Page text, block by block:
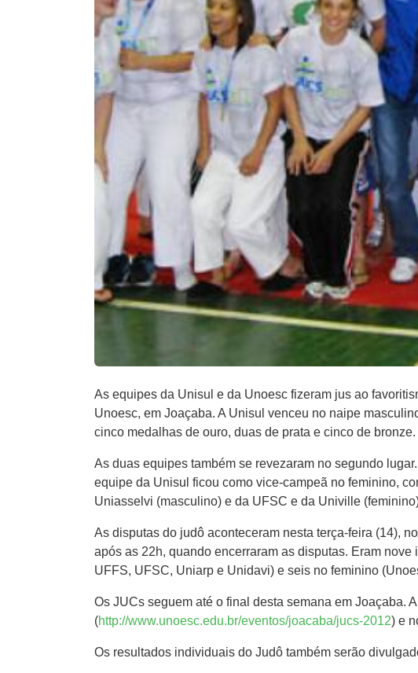
As equipes da Unisul e da Unoesc fizeram jus ao
Unoesc, em Joaçaba. A Unisul venceu no naipe
cinco medalhas de ouro, duas de prata e cinco de bronze.
As duas equipes também se revezaram no segundo
equipe da Unisul ficou como vice-campeã no feminino,
Uniasselvi (masculino) e da UFSC e da Univille
As disputas do judô aconteceram nesta terça-feira (14),
após as 22h, quando encerraram as disputas. Eram
UFFS, UFSC, Uniarp e Unidavi) e seis no feminino
Os JUCs seguem até o final desta semana em Joaçaba.
(http://www.unoesc.edu.br/eventos/joacaba/jucs-2012) e
Os resultados individuais do Judô também serão